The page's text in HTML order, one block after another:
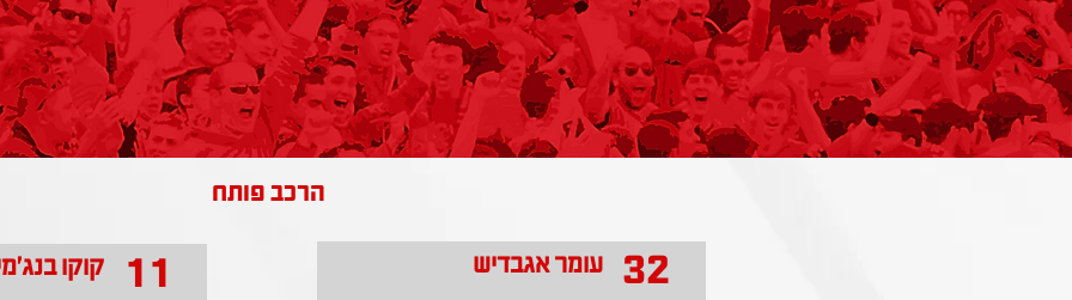
הרכב פותח
קוקו 11 עומר אגבדיש 32